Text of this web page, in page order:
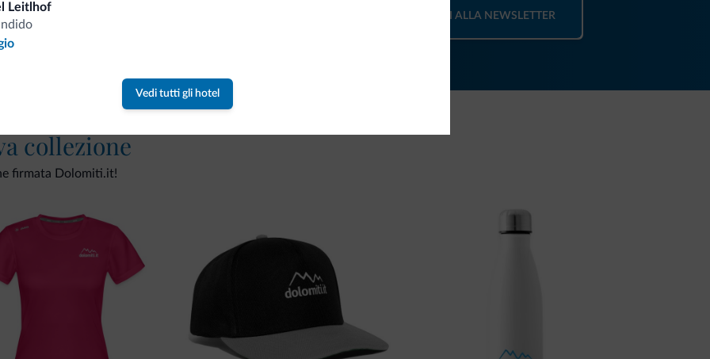
Leitlhof
Vedi tutti gli hotel
ISCRIVITI ALLA NEWSLETTER
collezione
firmata Dolomiti.it!